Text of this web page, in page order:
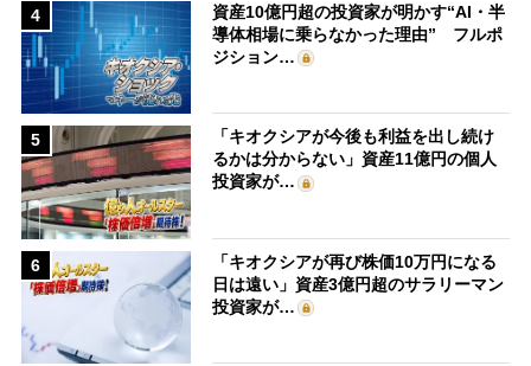
4
資産10億円超の投資家が明かす“AI・半
導体相場に乗らなかった理由” フルポ
ジション…
5
「キオクシアが今後も利益を出し続け
るかは分からない」資産11億円の個人
投資家が…
6
「キオクシアが再び株価10万円になる
日は遠い」資産3億円超のサラリーマン
投資家が…